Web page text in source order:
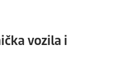
vozila i